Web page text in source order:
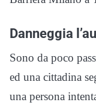
Danneggia
Sono da poco
ed una cittadina
una persona